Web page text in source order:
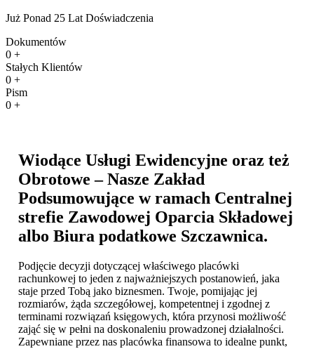
Już Ponad 25 Lat Doświadczenia
Dokumentów
0 +
Stałych Klientów
0 +
Pism
0 +
Wiodące Usługi Ewidencyjne oraz też
Obrotowe – Nasze Zakład
Podsumowujące w ramach Centralnej
strefie Zawodowej Oparcia Składowej
albo Biura podatkowe Szczawnica.
Podjęcie decyzji dotyczącej właściwego placówki
rachunkowej to jeden z najważniejszych postanowień, jaka
staje przed Tobą jako biznesmen. Twoje, pomijając jej
rozmiarów, żąda szczegółowej, kompetentnej i zgodnej z
terminami rozwiązań księgowych, która przynosi możliwość
zająć się w pełni na doskonaleniu prowadzonej działalności.
Zapewniane przez nas placówka finansowa to idealne punkt,